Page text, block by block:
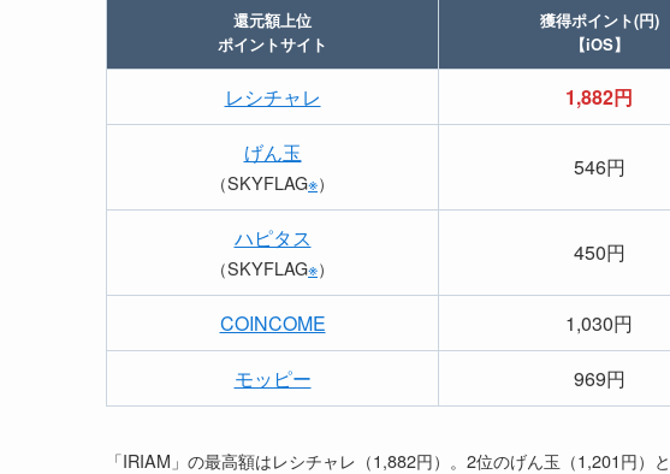
還元額上位
ポイントサイト
獲得ポイント(円)
【iOS】
レシチャレ 1,882円
げん玉
（SKYFLAG※）
546円
ハピタス
（SKYFLAG※）
450円
COINCOME 1,030円
モッピー
969円
「IRIAM」の最高額はレシチャレ（1,882円）。2位のげん玉（1,201円）